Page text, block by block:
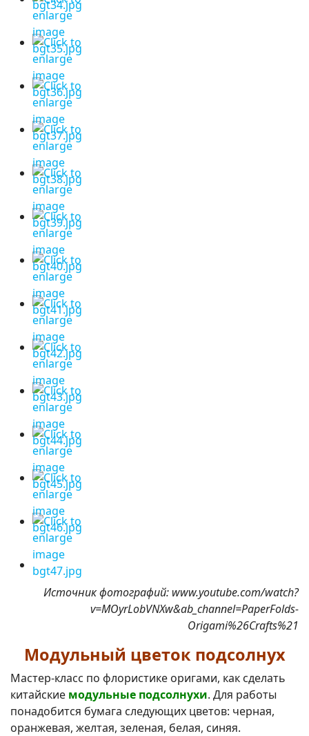
Источник фотографий: www.youtube.com/watch?
v=MOyrLobVNXw&ab_channel=PaperFolds-
Origami%26Crafts%21
Модульный цветок подсолнух
Мастер-класс по флористике оригами, как сделать
китайские модульные подсолнухи. Для работы
понадобится бумага следующих цветов: черная,
оранжевая, желтая, зеленая, белая, синяя.